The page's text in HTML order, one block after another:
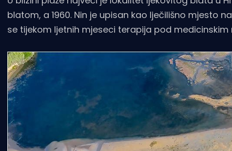
blatom, a 1960. Nin je upisan kao lječilišno mjesto
se tijekom ljetnih mjeseci terapija pod